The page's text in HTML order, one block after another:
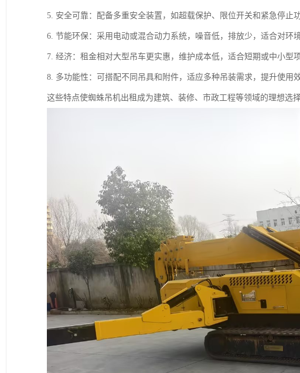
5. 安全可靠：配备多重安全装置，如超载保护、限位开关和紧急停止
6. 节能环保：采用电动或混合动力系统，噪音低，排放少，适合对环
7. 经济：租金相对大型吊车更实惠，维护成本低，适合短期或中小型项
8. 多功能性：可搭配不同吊具和附件，适应多种吊装需求，提升使用效
这些特点使蜘蛛吊机出租成为建筑、装修、市政工程等领域的理想选择